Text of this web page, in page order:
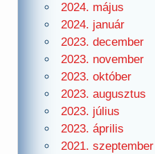
2024. május
2024. január
2023. december
2023. november
2023. október
2023. augusztus
2023. július
2023. április
2021. szeptember